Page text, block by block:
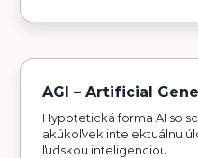
AGI – Artificial
Hypotetická forma AI so
akúkoľvek intelektuálnu
ľudskou inteligenciou.